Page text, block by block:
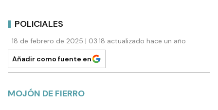
POLICIALES
18 de febrero de 2025 | 03:18 actualizado hace un año
Añadir como fuente en
MOJÓN DE FIERRO